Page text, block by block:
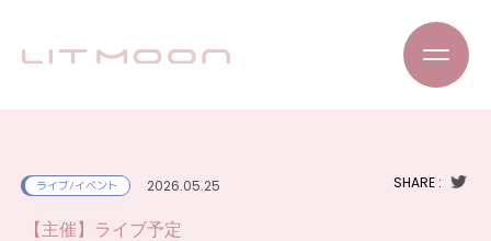
ライブ/イベント 2026.05.25 SHARE :
【主催】ライブ予定